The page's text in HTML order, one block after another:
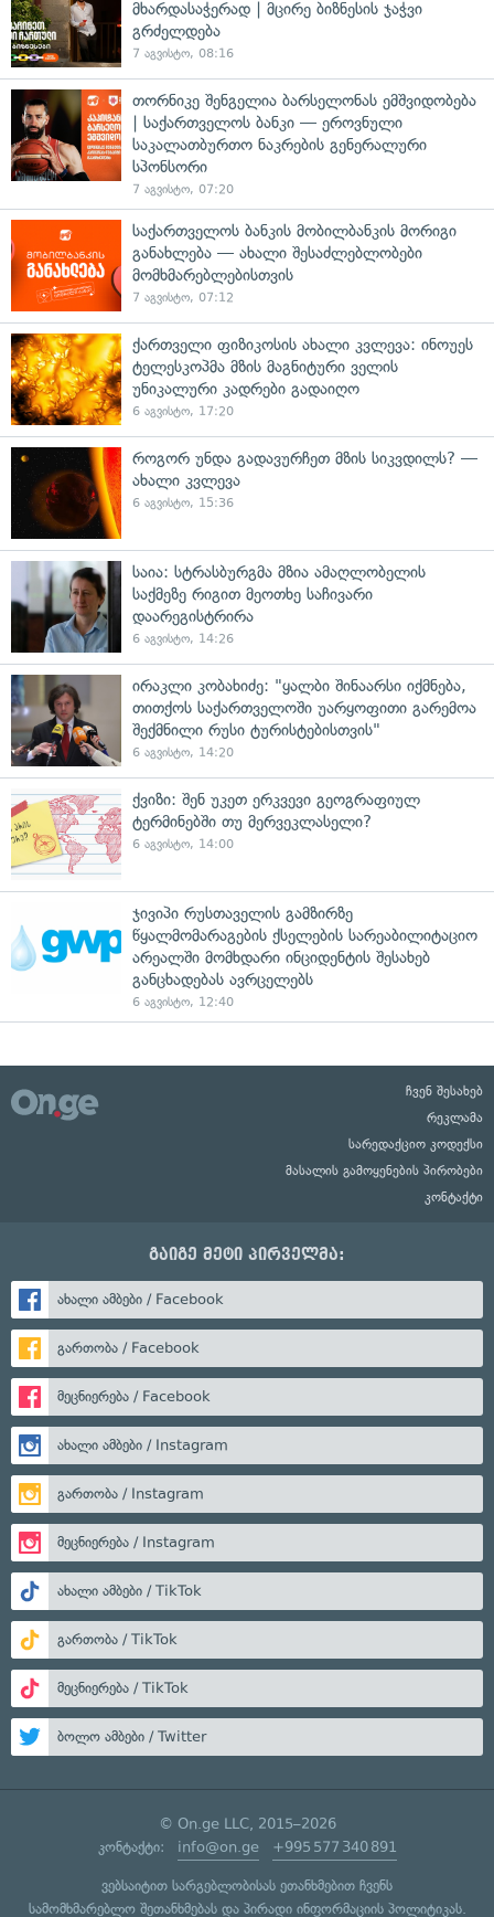
მხარდასაჭერად | მცირე ბიზნესის ჯაჭვი
გრძელდება
7 აგვისტო, 08:16
თორნიკე შენგელია ბარსელონას ემშვიდობება
| საქართველოს ბანკი — ეროვნული
საკალათბურთო ნაკრების გენერალური
სპონსორი
7 აგვისტო, 07:20
საქართველოს ბანკის მობილბანკის მორიგი
განახლება — ახალი შესაძლებლობები
მომხმარებლებისთვის
7 აგვისტო, 07:12
ქართველი ფიზიკოსის ახალი კვლევა: ინოუეს
ტელესკოპმა მზის მაგნიტური ველის
უნიკალური კადრები გადაიღო
6 აგვისტო, 17:20
როგორ უნდა გადავურჩეთ მზის სიკვდილს? —
ახალი კვლევა
6 აგვისტო, 15:36
საია: სტრასბურგმა მზია ამაღლობელის
საქმეზე რიგით მეოთხე საჩივარი
დაარეგისტრირა
6 აგვისტო, 14:26
ირაკლი კობახიძე: "ყალბი შინაარსი იქმნება,
თითქოს საქართველოში უარყოფითი გარემოა
შექმნილი რუსი ტურისტებისთვის"
6 აგვისტო, 14:20
ქვიზი: შენ უკეთ ერკვევი გეოგრაფიულ
ტერმინებში თუ მერვეკლასელი?
6 აგვისტო, 14:00
ჯივიპი რუსთაველის გამზირზე
წყალმომარაგების ქსელების სარეაბილიტაციო
არეალში მომხდარი ინციდენტის შესახებ
განცხადებას ავრცელებს
6 აგვისტო, 12:40
ჩვენ შესახებ
რეკლამა
სარედაქციო კოდექსი
მასალის გამოყენების პირობები
კონტაქტი
გაიგე მეტი პირველმა:
ახალი ამბები / Facebook
გართობა / Facebook
მეცნიერება / Facebook
ახალი ამბები / Instagram
გართობა / Instagram
მეცნიერება / Instagram
ახალი ამბები / TikTok
გართობა / TikTok
მეცნიერება / TikTok
ბოლო ამბები / Twitter
© On.ge LLC, 2015–2026
კონტაქტი: info@on.ge +995 577 340 891
ვებსაიტით სარგებლობისას ეთანხმებით ჩვენს
სამომხმარებლო შეთანხმებასდა პირადი ინფორმაციის პოლიტიკას.